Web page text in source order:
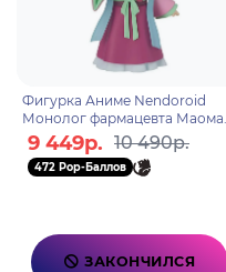
Фигурка Аниме Nendoroid
Монолог фармацевта Маомао
10см 4580590204034
9 449р. 10 490р.
472 Pop-Баллов
ЗАКОНЧИЛСЯ